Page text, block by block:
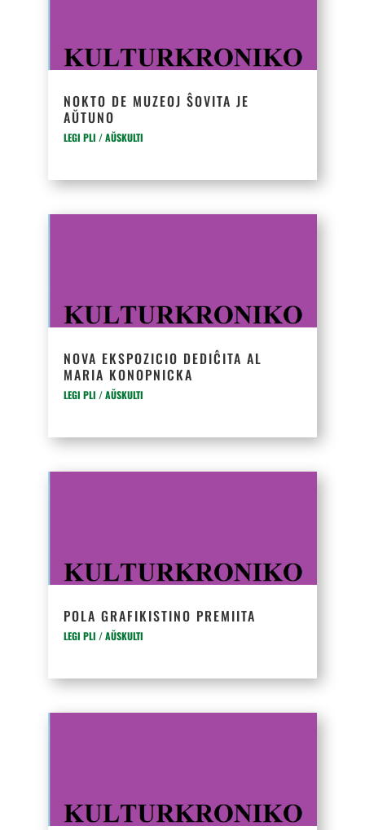
NOKTO DE MUZEOJ ŜOVITA JE
AŬTUNO
LEGI PLI / AŬSKULTI
NOVA EKSPOZICIO DEDIĈITA AL
MARIA KONOPNICKA
LEGI PLI / AŬSKULTI
POLA GRAFIKISTINO PREMIITA
LEGI PLI / AŬSKULTI